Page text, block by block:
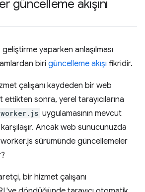
güncelleme akışını
yaparken anlaşılması
biri güncelleme akışı fikridir.
çalışanı kaydeden bir web
ettikten sonra, yerel tarayıcılarına
uygulamasının mevcut
Ancak web sunucunuzda
sürümünde güncellemeler
bir hizmet çalışanı